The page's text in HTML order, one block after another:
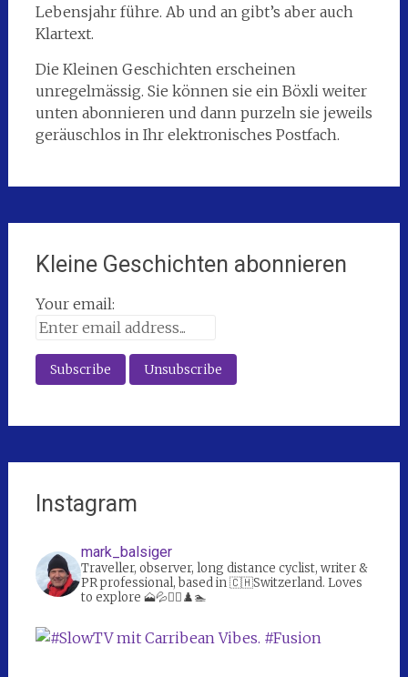
Lebensjahr führe. Ab und an gibt’s aber auch
Klartext.
Die Kleinen Geschichten erscheinen
unregelmässig. Sie können sie ein Böxli weiter
unten abonnieren und dann purzeln sie jeweils
geräuschlos in Ihr elektronisches Postfach.
Kleine Geschichten abonnieren
Your email:
Instagram
mark_balsiger
Traveller, observer, long distance cyclist, writer &
PR professional, based in 🇨🇭Switzerland. Loves
to explore 🗻💦🚴‍♀️♟️🏊